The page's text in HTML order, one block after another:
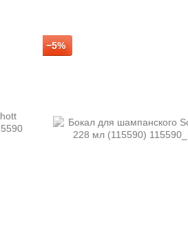
−5%